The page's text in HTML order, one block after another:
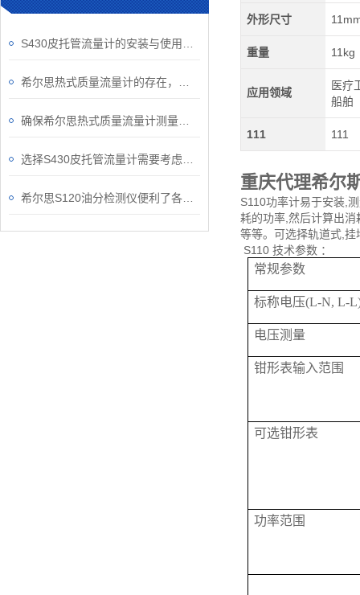
外形尺寸
重量 11kg
应用领域
医疗
船舶
111 111
重庆代理希尔
S110功率计易于安装,
耗的功率,然后计算出
等等。可选择轨道式,挂
S110 技术参数 ：
常规参数
标称电压(L-N, L-
电压测量
钳形表输入范围
可选钳形表
功率范围